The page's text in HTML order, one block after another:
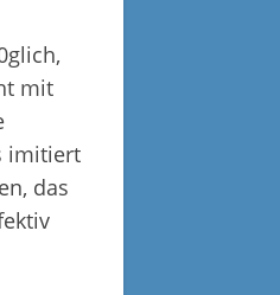
mit
imitiert
das